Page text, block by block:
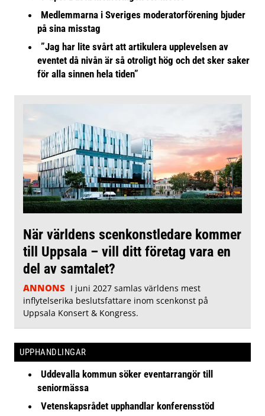
Medlemmarna i Sveriges moderatorförening bjuder
på sina misstag
”Jag har lite svårt att artikulera upplevelsen av
eventet då nivån är så otroligt hög och det sker saker
för alla sinnen hela tiden”
När världens scenkonstledare kommer
till Uppsala – vill ditt företag vara en
del av samtalet?
ANNONS I juni 2027 samlas världens mest
inflytelserika beslutsfattare inom scenkonst på
Uppsala Konsert & Kongress.
UPPHANDLINGAR
Uddevalla kommun söker eventarrangör till
seniormässa
Vetenskapsrådet upphandlar konferensstöd